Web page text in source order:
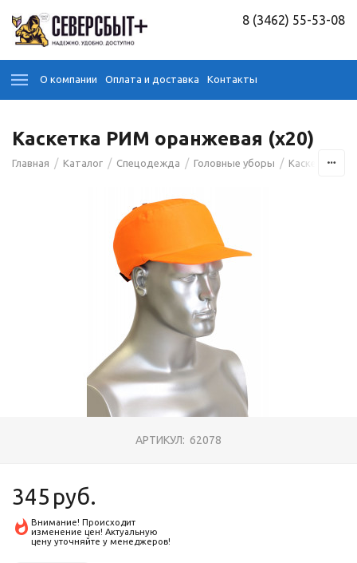
8 (3462) 55-53-08
О компании Оплата и доставка Контакты
Каскетка РИМ оранжевая (х20)
Главная / Каталог / Спецодежда / Головные уборы / Каскетки
АРТИКУЛ: 62078
345 руб.
Внимание! Происходит
изменение цен! Актуальную
цену уточняйте у менеджеров!